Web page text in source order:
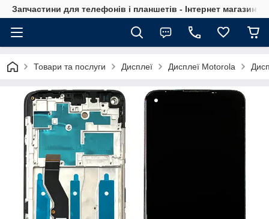
Запчастини для телефонів і планшетів - Інтернет магазин
Товари та послуги Дисплеї Дисплеї Motorola